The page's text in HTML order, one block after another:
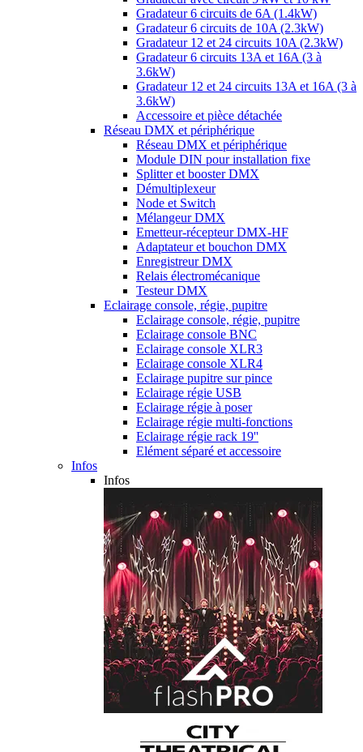
Gradateur 6 circuits de 6A (1.4kW)
Gradateur 6 circuits de 10A (2.3kW)
Gradateur 12 et 24 circuits 10A (2.3kW)
Gradateur 6 circuits 13A et 16A (3 à
3.6kW)
Gradateur 12 et 24 circuits 13A et 16A (3 à
3.6kW)
Accessoire et pièce détachée
Réseau DMX et périphérique
Réseau DMX et périphérique
Module DIN pour installation fixe
Splitter et booster DMX
Démultiplexeur
Node et Switch
Mélangeur DMX
Emetteur-récepteur DMX-HF
Adaptateur et bouchon DMX
Enregistreur DMX
Relais électromécanique
Testeur DMX
Eclairage console, régie, pupitre
Eclairage console, régie, pupitre
Eclairage console BNC
Eclairage console XLR3
Eclairage console XLR4
Eclairage pupitre sur pince
Eclairage régie USB
Eclairage régie à poser
Eclairage régie multi-fonctions
Eclairage régie rack 19''
Elément séparé et accessoire
Infos
Infos